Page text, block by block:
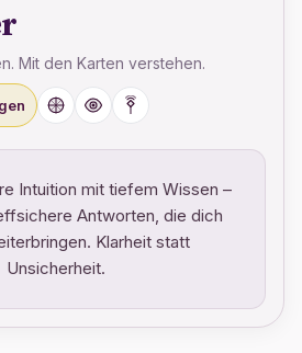
Mit den Karten verstehen.
Intuition mit tiefem Wissen –
Antworten, die dich
Klarheit statt
Unsicherheit.